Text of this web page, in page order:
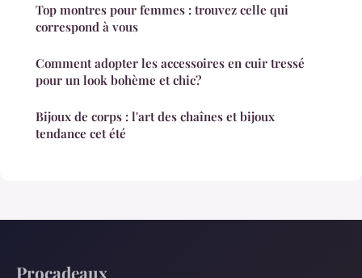
Top montres pour femmes : trouvez celle qui
correspond à vous
Comment adopter les accessoires en cuir tressé
pour un look bohème et chic?
Bijoux de corps : l'art des chaînes et bijoux
tendance cet été
Procadeaux